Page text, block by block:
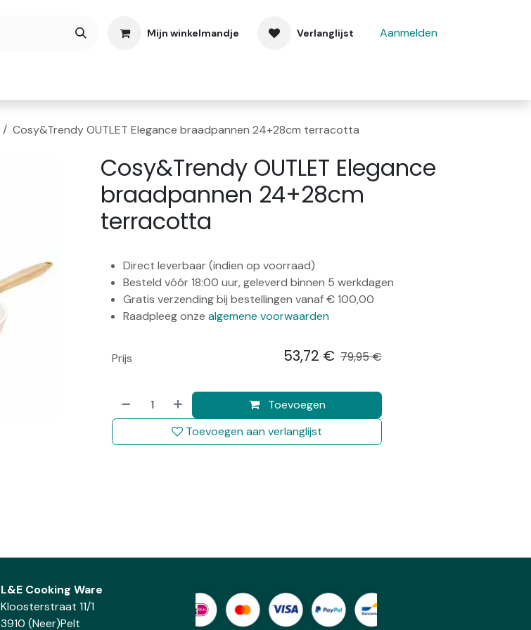
Mijn winkelmandje Verlanglijst Aanmelden
Cosy&Trendy OUTLET Elegance braadpannen 24+28cm terracotta
Cosy&Trendy OUTLET Elegance
braadpannen 24+28cm
terracotta
Direct leverbaar (indien op voorraad)
Besteld vóór 18:00 uur, geleverd binnen 5 werkdagen
Gratis verzending bij bestellingen vanaf € 100,00
Raadpleeg onze algemene voorwaarden
Toevoegen
Toevoegen aan verlanglijst
Prijs 53,72 € 79,95€
L&E Cooking Ware
Kloosterstraat 11/1
3910 (Neer)Pelt